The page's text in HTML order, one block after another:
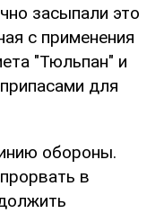
засыпали это
с применения
"Тюльпан" и
для
обороны.
в